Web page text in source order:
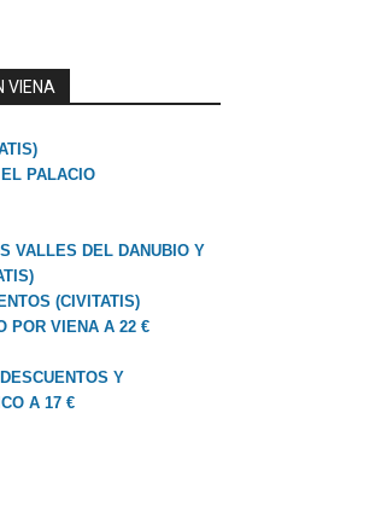
VIENA
PALACIO
VALLES DEL DANUBIO Y
(CIVITATIS)
POR VIENA A 22 €
Y
A 17 €